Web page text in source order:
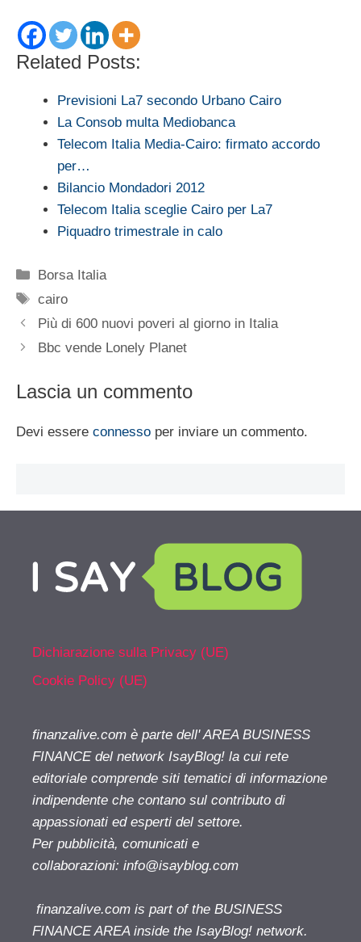
Related Posts:
Previsioni La7 secondo Urbano Cairo
La Consob multa Mediobanca
Telecom Italia Media-Cairo: firmato accordo
per…
Bilancio Mondadori 2012
Telecom Italia sceglie Cairo per La7
Piquadro trimestrale in calo
Categorie
Borsa Italia
Tag
cairo
Più di 600 nuovi poveri al giorno in Italia
Bbc vende Lonely Planet
Lascia un commento
Devi essere connesso per inviare un commento.
Dichiarazione sulla Privacy (UE)
Cookie Policy (UE)
finanzalive.com è parte dell' AREA BUSINESS
FINANCE del network IsayBlog! la cui rete
editoriale comprende siti tematici di informazione
indipendente che contano sul contributo di
appassionati ed esperti del settore.
Per pubblicità, comunicati e
collaborazioni: info@isayblog.com
finanzalive.com is part of the BUSINESS
FINANCE AREA inside the IsayBlog! network.